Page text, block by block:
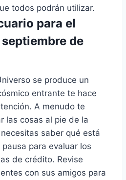
todos podrán utilizar.
para el
de
se produce un
entrante te hace
A menudo te
las cosas al pie de la
saber qué está
para evaluar los
de crédito. Revise
con sus amigos para